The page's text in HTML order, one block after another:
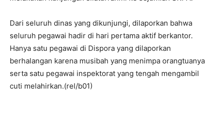
Dari seluruh dinas yang dikunjungi, dilaporkan bahwa
seluruh pegawai hadir di hari pertama aktif berkantor.
Hanya satu pegawai di Dispora yang dilaporkan
berhalangan karena musibah yang menimpa orangtuanya
serta satu pegawai inspektorat yang tengah mengambil
cuti melahirkan.(rel/b01)